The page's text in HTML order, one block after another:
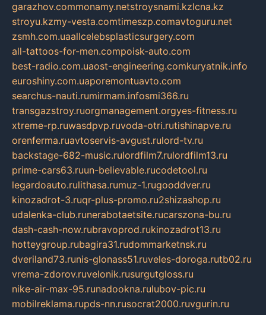
garazhov.commonamy.netstroysnami.kzlcna.kz
stroyu.kzmy-vesta.comtimeszp.comavtoguru.net
zsmh.com.uaallcelebsplasticsurgery.com
all-tattoos-for-men.compoisk-auto.com
best-radio.com.uaost-engineering.comkuryatnik.info
euroshiny.com.uaporemontuavto.com
searchus-nauti.rumirmam.infosmi366.ru
transgazstroy.ruorgmanagement.orgyes-fitness.ru
xtreme-rp.ruwasdpvp.ruvoda-otri.rutishinapve.ru
orenferma.ruavtoservis-avgust.rulord-tv.ru
backstage-682-music.rulordfilm7.rulordfilm13.ru
prime-cars63.ruun-believable.rucodetool.ru
legardoauto.rulithasa.rumuz-1.rugooddver.ru
kinozadrot-3.ruqr-plus-promo.ru2shizashop.ru
udalenka-club.runerabotaetsite.rucarszona-bu.ru
dash-cash-now.rubravoprod.rukinozadrot13.ru
hotteygroup.rubagira31.rudommarketnsk.ru
dveriland73.runis-glonass51.ruveles-doroga.rutb02.ru
vrema-zdorov.ruvelonik.rusurgutgloss.ru
nike-air-max-95.runadookna.rulubov-pic.ru
mobilreklama.rupds-nn.rusocrat2000.ruvgurin.ru